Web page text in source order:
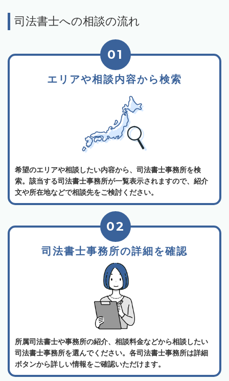
司法書士への相談の流れ
エリアや相談内容から検索
01
希望のエリアや相談したい内容から、司法書士事務所を検
索。該当する司法書士事務所が一覧表示されますので、紹介
文や所在地などで相談先をご検討ください。
司法書士事務所の詳細を確認
02
所属司法書士や事務所の紹介、相談料金などから相談したい
司法書士事務所を選んでください。各司法書士事務所は詳細
ボタンから詳しい情報をご確認いただけます。